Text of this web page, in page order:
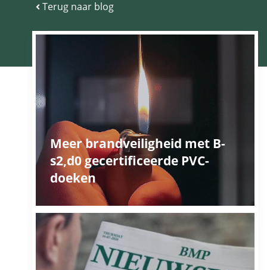
Terug naar blog
Meer brandveiligheid met B-
s2,d0 gecertificeerde PVC-
doeken